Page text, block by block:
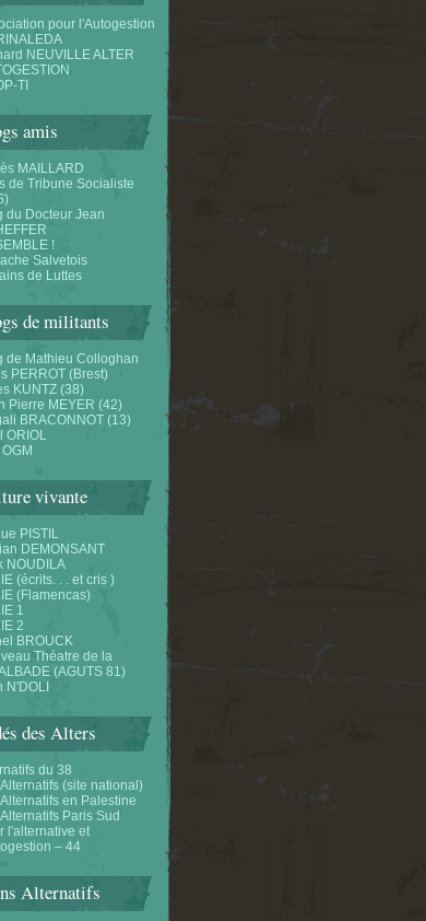
pour l'Autogestion
NEUVILLE ALTER
TI
amis
MAILLARD
de Tribune Socialiste
du Docteur Jean
!
Salvetois
de Luttes
de militants
de Mathieu Colloghan
PERROT (Brest)
KUNTZ (38)
Pierre MEYER (42)
BRACONNOT (13)
ORIOL
vivante
PISTIL
DEMONSANT
NOUDILA
(écrits. . . et cris )
(Flamencas)
1
2
BROUCK
Théatre de la
(AGUTS 81)
N'DOLI
des Alters
du 38
Alternatifs (site national)
Alternatifs en Palestine
Paris Sud
l'alternative et
– 44
Alternatifs